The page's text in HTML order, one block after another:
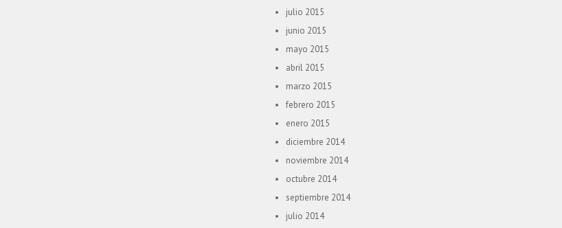
julio 2015
junio 2015
mayo 2015
abril 2015
marzo 2015
febrero 2015
enero 2015
diciembre 2014
noviembre 2014
octubre 2014
septiembre 2014
julio 2014